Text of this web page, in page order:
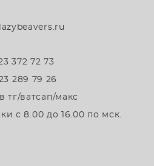
372 72 73
289 79 26
тг/ватсап/макс
с 8.00 до 16.00 по мск.